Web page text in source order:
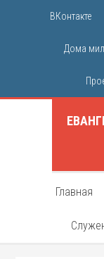
ВКонтакте
Дома
Главная